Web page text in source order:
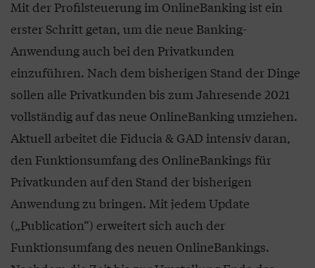
Mit der Profilsteuerung im OnlineBanking ist ein
erster Schritt getan, um die neue Banking-
Anwendung auch bei den Privatkunden
einzuführen. Nach dem bisherigen Stand der Dinge
sollen alle Privatkunden bis zum Jahresende 2021
vollständig auf das neue OnlineBanking umziehen.
Aktuell arbeitet die Fiducia & GAD intensiv daran,
den Funktionsumfang des OnlineBankings für
Privatkunden auf den Stand der bisherigen
Anwendung zu bringen. Mit jedem Update
(„Publication“) erweitert sich auch der
Funktionsumfang des neuen OnlineBankings.